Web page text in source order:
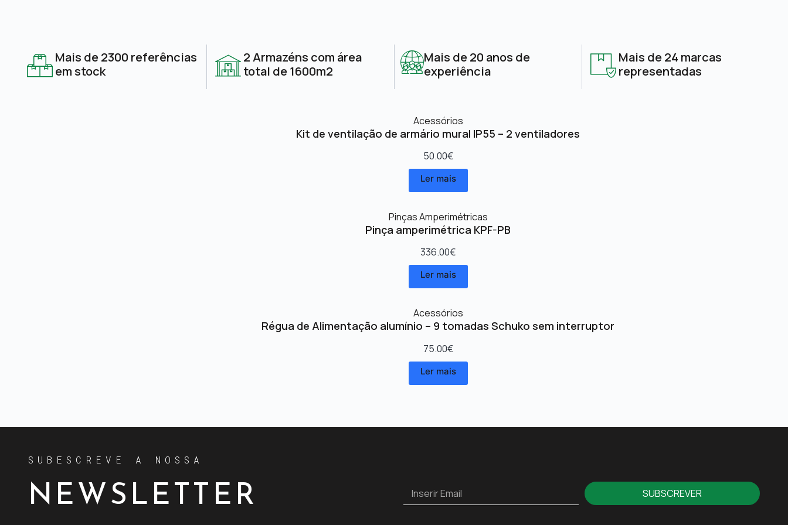
Mais de 2300 referências
em stock
2 Armazéns com área
total de 1600m2
Mais de 20 anos de
experiência
Mais de 24 marcas
representadas
Acessórios
Kit de ventilação de armário mural IP55 – 2 ventiladores
50.00€
Ler mais
Pinças Amperimétricas
Pinça amperimétrica KPF-PB
336.00€
Ler mais
Acessórios
Régua de Alimentação alumínio – 9 tomadas Schuko sem interruptor
75.00€
Ler mais
SUBESCREVE A NOSSA
NEWSLETTER SUBSCREVER